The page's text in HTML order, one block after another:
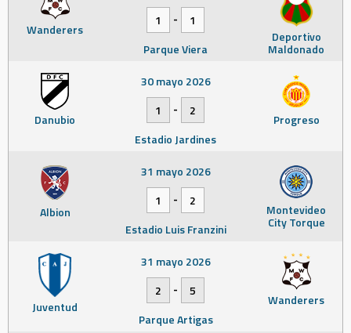
Wanderers Deportivo
Maldonado
1
-
1
Parque Viera
Danubio Progreso
30 mayo 2026
1
-
2
Estadio Jardines
Albion Montevideo
City Torque
31 mayo 2026
1
-
2
Estadio Luis Franzini
Juventud Wanderers
31 mayo 2026
2
-
5
Parque Artigas